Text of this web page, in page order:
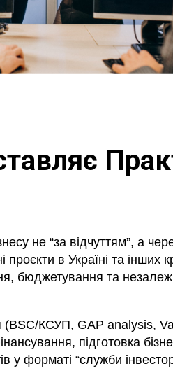
не “за відчуттям”, а
в Україні та інших
бюджетування та
(BSC/КСУП, GAP analysis,
підготовка
у форматі “служби